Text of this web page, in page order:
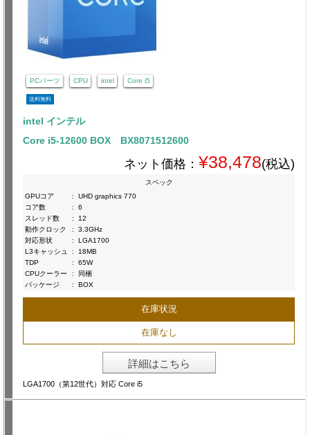
PCパーツ CPU intel Core i5
送料無料
intel インテル
Core i5-12600 BOX BX8071512600
ネット価格： ¥38,478(税込)
スペック
GPUコア
:
UHD graphics 770
コア数
:
6
スレッド数
:
12
動作クロック
:
3.3GHz
対応形状
:
LGA1700
L3キャッシュ
:
18MB
TDP
:
65W
CPUクーラー
:
同梱
パッケージ
: BOX
在庫状況
在庫なし
詳細はこちら
LGA1700（第12世代）対応 Core i5